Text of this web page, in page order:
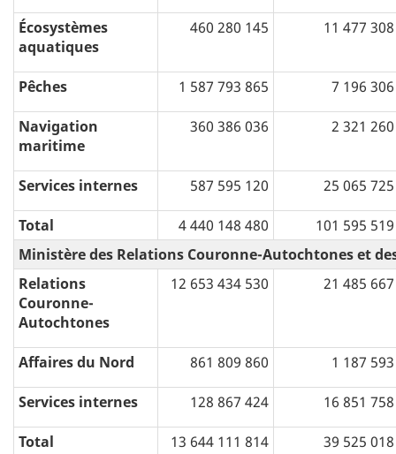
Écosystèmes
aquatiques
460 280 145 11 477 308
Pêches 1 587 793 865 7 196 306
Navigation
maritime
360 386 036 2 321 260
Services internes 587 595 120 25 065 725
Total 4 440 148 480
101 595 519
Ministère des Relations Couronne-Autochtones et
Relations
Couronne-
Autochtones
12 653 434 530 21 485 667
Affaires du Nord 861 809 860 1 187 593
Services internes 128 867 424 16 851 758
Total 13 644 111 814
39 525 018